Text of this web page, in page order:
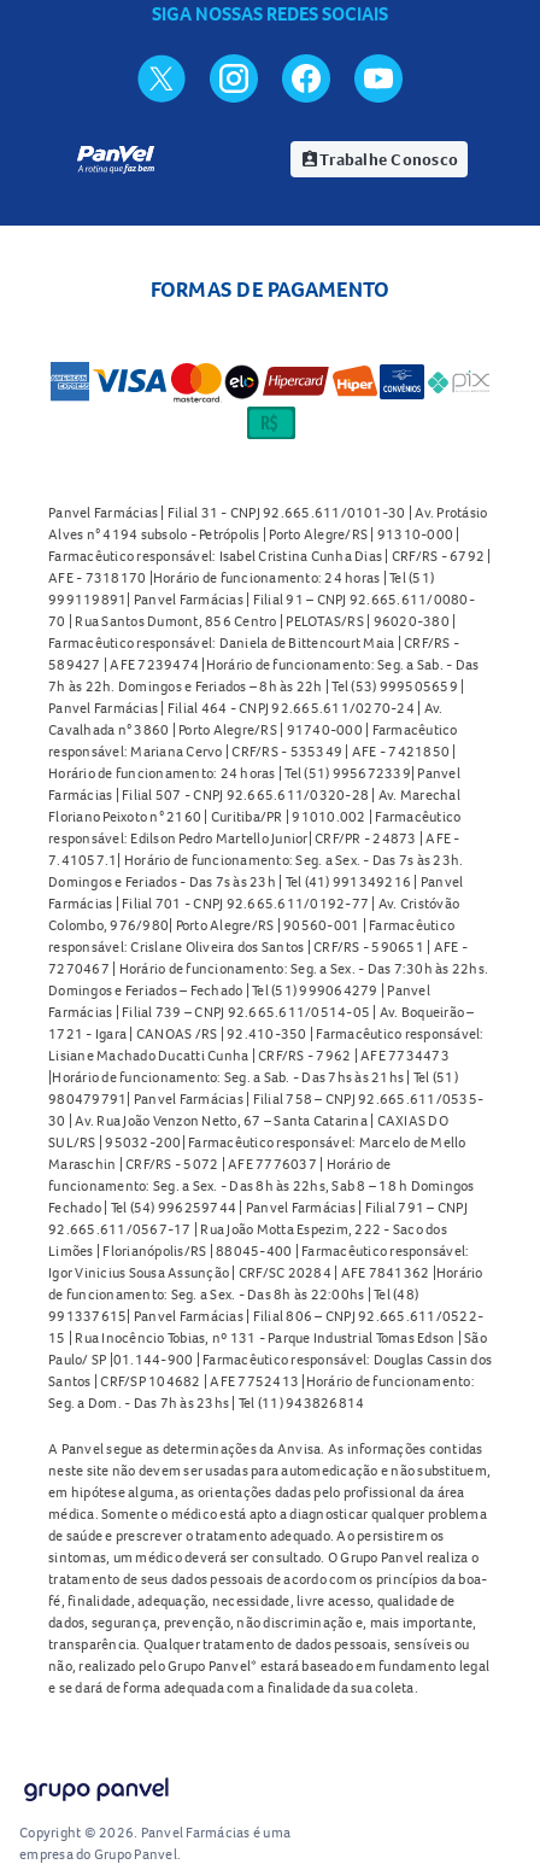
SIGA NOSSAS REDES SOCIAIS
assignment_indTrabalhe Conosco
FORMAS DE PAGAMENTO
Panvel Farmácias | Filial 31 - CNPJ 92.665.611/0101-30 | Av. Protásio
Alves n° 4194 subsolo - Petrópolis | Porto Alegre/RS | 91310-000 |
Farmacêutico responsável: Isabel Cristina Cunha Dias | CRF/RS - 6792 |
AFE - 7318170 |Horário de funcionamento: 24 horas | Tel (51)
999119891| Panvel Farmácias | Filial 91 – CNPJ 92.665.611/0080-
70 | Rua Santos Dumont, 856 Centro | PELOTAS/RS | 96020-380 |
Farmacêutico responsável: Daniela de Bittencourt Maia | CRF/RS -
589427 | AFE 7239474 |Horário de funcionamento: Seg. a Sab. - Das
7h às 22h. Domingos e Feriados – 8h às 22h | Tel (53) 999505659 |
Panvel Farmácias | Filial 464 - CNPJ 92.665.611/0270-24 | Av.
Cavalhada n° 3860 | Porto Alegre/RS | 91740-000 | Farmacêutico
responsável: Mariana Cervo | CRF/RS - 535349 | AFE - 7421850 |
Horário de funcionamento: 24 horas | Tel (51) 995672339| Panvel
Farmácias | Filial 507 - CNPJ 92.665.611/0320-28 | Av. Marechal
Floriano Peixoto n° 2160 | Curitiba/PR | 91010.002 | Farmacêutico
responsável: Edilson Pedro Martello Junior| CRF/PR - 24873 | AFE -
7.41057.1| Horário de funcionamento: Seg. a Sex. - Das 7s às 23h.
Domingos e Feriados - Das 7s às 23h | Tel (41) 991349216 | Panvel
Farmácias | Filial 701 - CNPJ 92.665.611/0192-77 | Av. Cristóvão
Colombo, 976/980| Porto Alegre/RS | 90560-001 | Farmacêutico
responsável: Crislane Oliveira dos Santos | CRF/RS - 590651 | AFE -
7270467 | Horário de funcionamento: Seg. a Sex. - Das 7:30h às 22hs.
Domingos e Feriados – Fechado | Tel (51) 999064279 | Panvel
Farmácias | Filial 739 – CNPJ 92.665.611/0514-05 | Av. Boqueirão –
1721 - Igara | CANOAS /RS | 92.410-350 | Farmacêutico responsável:
Lisiane Machado Ducatti Cunha | CRF/RS - 7962 | AFE 7734473
|Horário de funcionamento: Seg. a Sab. - Das 7hs às 21hs | Tel (51)
980479791| Panvel Farmácias | Filial 758 – CNPJ 92.665.611/0535-
30 | Av. Rua João Venzon Netto, 67 – Santa Catarina | CAXIAS DO
SUL/RS | 95032-200| Farmacêutico responsável: Marcelo de Mello
Maraschin | CRF/RS - 5072 | AFE 7776037 | Horário de
funcionamento: Seg. a Sex. - Das 8h às 22hs, Sab 8 – 18 h Domingos
Fechado | Tel (54) 996259744 | Panvel Farmácias | Filial 791 – CNPJ
92.665.611/0567-17 | Rua João Motta Espezim, 222 - Saco dos
Limões | Florianópolis/RS | 88045-400 | Farmacêutico responsável:
Igor Vinicius Sousa Assunção | CRF/SC 20284 | AFE 7841362 |Horário
de funcionamento: Seg. a Sex. - Das 8h às 22:00hs | Tel (48)
991337615| Panvel Farmácias | Filial 806 – CNPJ 92.665.611/0522-
15 | Rua Inocêncio Tobias, nº 131 - Parque Industrial Tomas Edson | São
Paulo/ SP |01.144-900 | Farmacêutico responsável: Douglas Cassin dos
Santos | CRF/SP 104682 | AFE 7752413 |Horário de funcionamento:
Seg. a Dom. - Das 7h às 23hs | Tel (11) 943826814
A Panvel segue as determinações da Anvisa. As informações contidas
neste site não devem ser usadas para automedicação e não substituem,
em hipótese alguma, as orientações dadas pelo profissional da área
médica. Somente o médico está apto a diagnosticar qualquer problema
de saúde e prescrever o tratamento adequado. Ao persistirem os
sintomas, um médico deverá ser consultado. O Grupo Panvel realiza o
tratamento de seus dados pessoais de acordo com os princípios da boa-
fé, finalidade, adequação, necessidade, livre acesso, qualidade de
dados, segurança, prevenção, não discriminação e, mais importante,
transparência. Qualquer tratamento de dados pessoais, sensíveis ou
não, realizado pelo Grupo Panvel* estará baseado em fundamento legal
e se dará de forma adequada com a finalidade da sua coleta.
Copyright © 2026. Panvel Farmácias é uma
empresa do Grupo Panvel.